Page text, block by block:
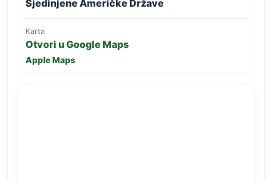
Sjedinjene Američke Države
Karta
Otvori u Google Maps
Apple Maps